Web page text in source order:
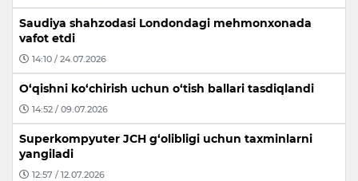
Saudiya shahzodasi Londondagi mehmonxonada
vafot etdi
14:10 / 24.07.2026
O‘qishni ko‘chirish uchun o‘tish ballari tasdiqlandi
14:52 / 09.07.2026
Superkompyuter JCH g‘olibligi uchun taxminlarni
yangiladi
12:57 / 12.07.2026